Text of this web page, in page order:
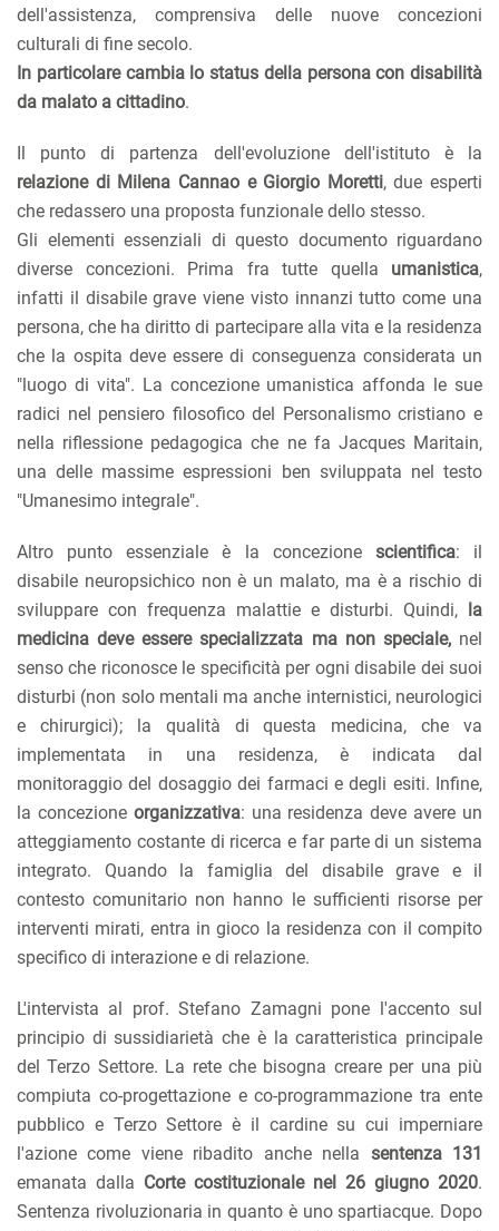
dell'assistenza, comprensiva delle nuove concezioni
culturali di fine secolo.
In particolare cambia lo status della persona con disabilità
da malato a cittadino.
Il punto di partenza dell'evoluzione dell'istituto è la
relazione di Milena Cannao e Giorgio Moretti, due esperti
che redassero una proposta funzionale dello stesso.
Gli elementi essenziali di questo documento riguardano
diverse concezioni. Prima fra tutte quella umanistica,
infatti il disabile grave viene visto innanzi tutto come una
persona, che ha diritto di partecipare alla vita e la residenza
che la ospita deve essere di conseguenza considerata un
"luogo di vita". La concezione umanistica affonda le sue
radici nel pensiero filosofico del Personalismo cristiano e
nella riflessione pedagogica che ne fa Jacques Maritain,
una delle massime espressioni ben sviluppata nel testo
"Umanesimo integrale".
Altro punto essenziale è la concezione scientifica: il
disabile neuropsichico non è un malato, ma è a rischio di
sviluppare con frequenza malattie e disturbi. Quindi,
la
medicina deve essere specializzata ma non speciale,nel
senso che riconosce le specificità per ogni disabile dei suoi
disturbi (non solo mentali ma anche internistici, neurologici
e chirurgici); la qualità di questa medicina, che va
implementata in una residenza, è indicata dal
monitoraggio del dosaggio dei farmaci e degli esiti. Infine,
la concezione organizzativa: una residenza deve avere un
atteggiamento costante di ricerca e far parte di un sistema
integrato. Quando la famiglia del disabile grave e il
contesto comunitario non hanno le sufficienti risorse per
interventi mirati, entra in gioco la residenza con il compito
specifico di interazione e di relazione.
L'intervista al prof. Stefano Zamagni pone l'accento sul
principio di sussidiarietà che è la caratteristica principale
del Terzo Settore. La rete che bisogna creare per una più
compiuta co-progettazione e co-programmazione tra ente
pubblico e Terzo Settore è il cardine su cui imperniare
l'azione come viene ribadito anche nella sentenza 131
emanata dalla Corte costituzionale nel 26 giugno 2020.
Sentenza rivoluzionaria in quanto è uno spartiacque. Dopo